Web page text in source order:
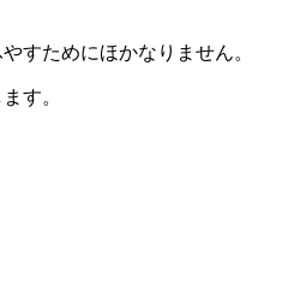
すためにほかなりません。
す。